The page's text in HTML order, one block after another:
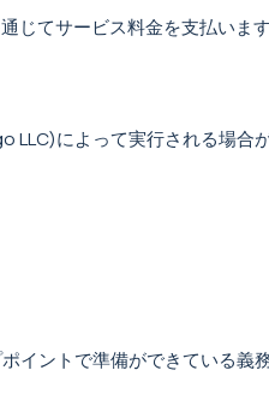
じてサービス料金を支払います
によって実行される場合が
ントで準備ができている義務